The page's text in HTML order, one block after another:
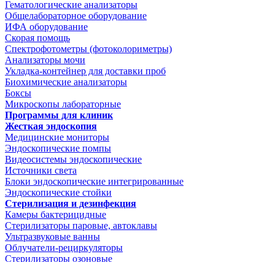
Гематологические анализаторы
Общелабораторное оборудование
ИФА оборудование
Скорая помощь
Спектрофотометры (фотоколориметры)
Анализаторы мочи
Укладка-контейнер для доставки проб
Биохимические анализаторы
Боксы
Микроскопы лабораторные
Программы для клиник
Жесткая эндоскопия
Медицинские мониторы
Эндоскопические помпы
Видеосистемы эндоскопические
Источники света
Блоки эндоскопические интегрированные
Эндоскопические стойки
Стерилизация и дезинфекция
Камеры бактерицидные
Стерилизаторы паровые, автоклавы
Ультразвуковые ванны
Облучатели-рециркуляторы
Стерилизаторы озоновые